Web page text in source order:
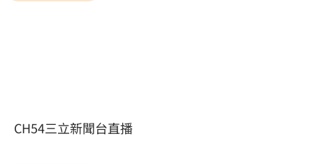
CH54三立新聞台直播